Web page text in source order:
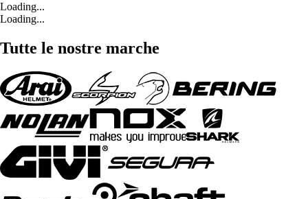
Loading...
Loading...
Tutte le nostre marche